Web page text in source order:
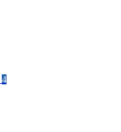
4